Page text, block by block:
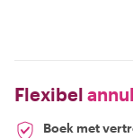
Flexibel
Boek met